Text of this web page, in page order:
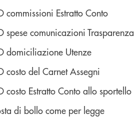
commissioni Estratto Conto
spese comunicazioni Trasparenza
domiciliazione Utenze
costo del Carnet Assegni
costo Estratto Conto allo sportello
di bollo come per legge